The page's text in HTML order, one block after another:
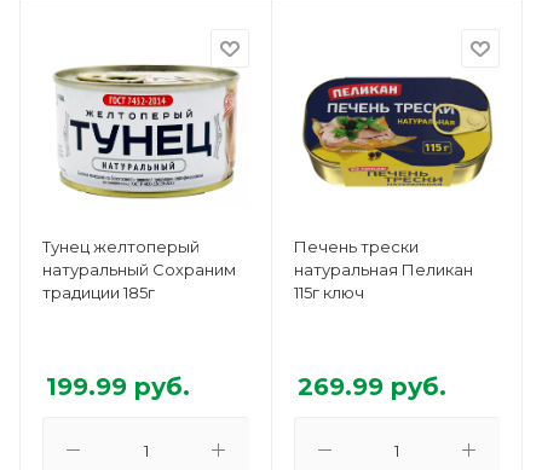
Тунец желтоперый
натуральный Сохраним
традиции 185г
199.99 руб.
Печень трески
натуральная Пеликан
115г ключ
269.99руб.